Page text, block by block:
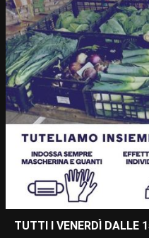
TUTTI I VENERDÌ DALLE